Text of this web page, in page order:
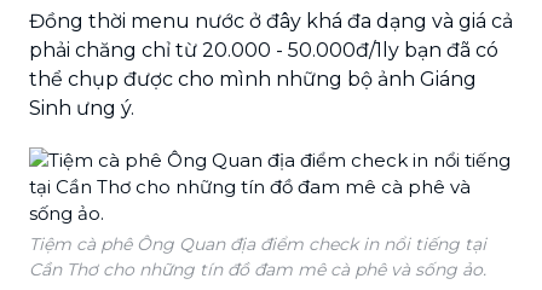
Đồng thời menu nước ở đây khá đa dạng và giá cả
phải chăng chỉ từ 20.000 - 50.000đ/1ly bạn đã có
thể chụp được cho mình những bộ ảnh Giáng
Sinh ưng ý.
Tiệm cà phê Ông Quan địa điểm check in nổi tiếng tại
Cần Thơ cho những tín đồ đam mê cà phê và sống ảo.